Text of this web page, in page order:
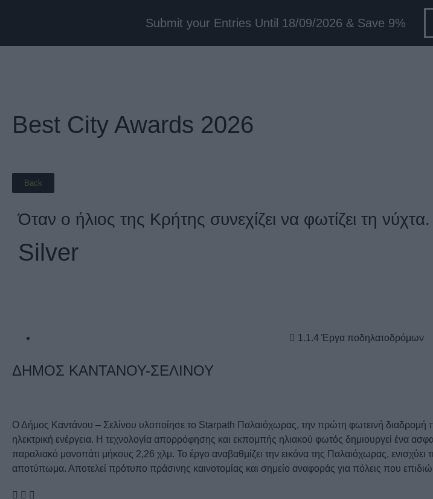
Submit your Entries Until 18/09/2026 & Save 9%
Best City Awards 2026
Back
Όταν ο ήλιος της Κρήτης συνεχίζει να φωτίζει τη νύχτα.
Silver
1.1.4 Έργα ποδηλατοδρόμων
ΔΗΜΟΣ ΚΑΝΤΑΝΟΥ-ΣΕΛΙΝΟΥ
Ο Δήμος Καντάνου – Σελίνου υλοποίησε το Starpath Παλαιόχωρας, την πρώτη φωτεινή διαδρομή
ηλεκτρική ενέργεια. Η τεχνολογία απορρόφησης και εκπομπής ηλιακού φωτός δημιουργεί ένα
παραλιακό μονοπάτι μήκους 2,26 χλμ. Το έργο αναβαθμίζει την εικόνα της Παλαιόχωρας, ενισχύει
αποτύπωμα. Αποτελεί πρότυπο πράσινης καινοτομίας και σημείο αναφοράς για πόλεις που